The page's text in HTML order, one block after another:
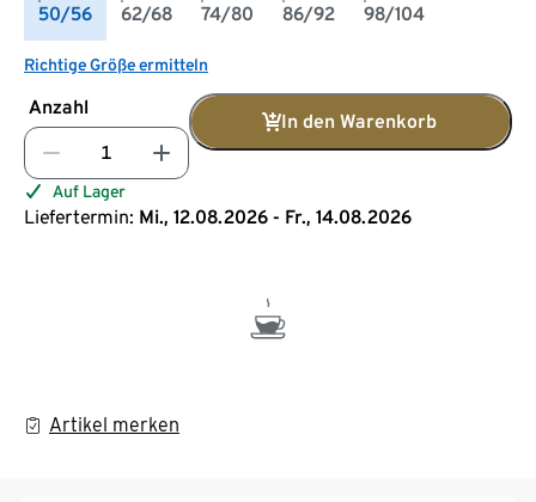
50/56 62/68 74/80 86/92 98/104
Richtige Größe ermitteln
Anzahl
In den Warenkorb
Auf Lager
Liefertermin: Mi., 12.08.2026 - Fr., 14.08.2026
Artikel merken